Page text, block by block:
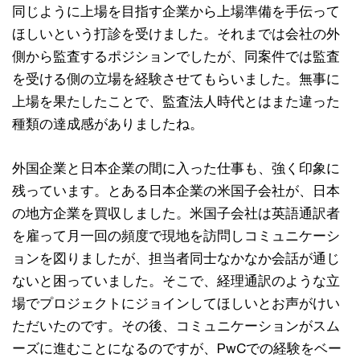
同じように上場を目指す企業から上場準備を手伝って
ほしいという打診を受けました。それまでは会社の外
側から監査するポジションでしたが、同案件では監査
を受ける側の立場を経験させてもらいました。無事に
上場を果たしたことで、監査法人時代とはまた違った
種類の達成感がありましたね。
外国企業と日本企業の間に入った仕事も、強く印象に
残っています。とある日本企業の米国子会社が、日本
の地方企業を買収しました。米国子会社は英語通訳者
を雇って月一回の頻度で現地を訪問しコミュニケーシ
ョンを図りましたが、担当者同士なかなか会話が通じ
ないと困っていました。そこで、経理通訳のような立
場でプロジェクトにジョインしてほしいとお声がけい
ただいたのです。その後、コミュニケーションがスム
ーズに進むことになるのですが、PwCでの経験をベー